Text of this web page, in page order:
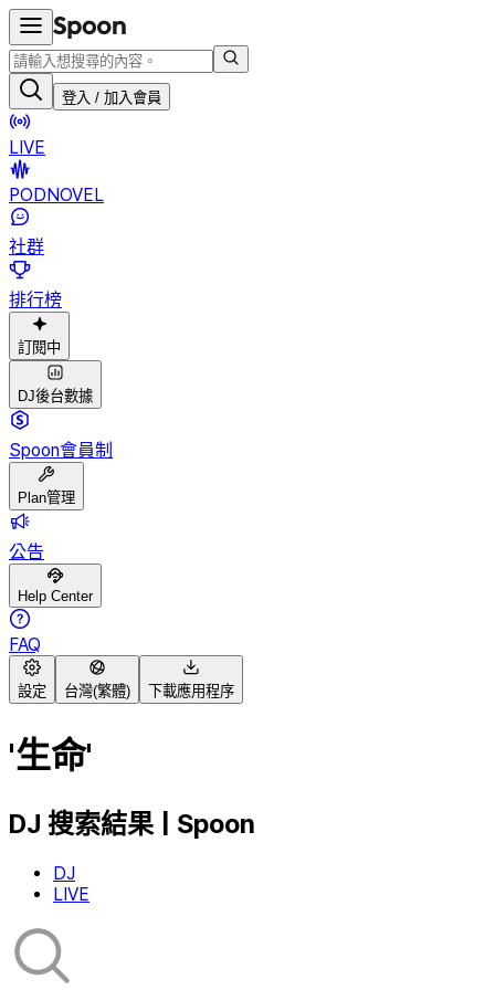
登入 / 加入會員
LIVE
PODNOVEL
社群
排行榜
訂閱中
DJ後台數據
Spoon會員制
Plan管理
公告
Help Center
FAQ
設定 台灣(繁體) 下載應用程序
'生命'
DJ 搜索結果 | Spoon
DJ
LIVE